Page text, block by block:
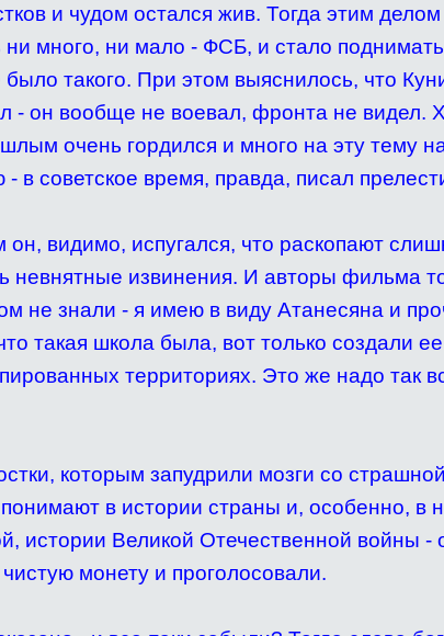
и чудом остался жив. Тогда этим делом
ни много, ни мало - ФСБ, и стало
такого. При этом выяснилось, что
- он вообще не воевал, фронта не видел.
очень гордился и много на эту тему
в советское время, правда, писал
он, видимо, испугался, что раскопают
невнятные извинения. И авторы фильма
не знали - я имею в виду Атанесяна и
такая школа была, вот только создали
территориях. Это же надо так
которым запудрили мозги со
в истории страны и, особенно, в
истории Великой Отечественной войны -
монету и проголосовали.